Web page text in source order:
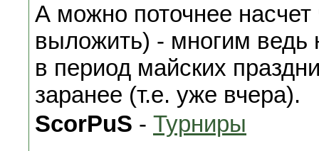
А можно поточнее
выложить) - многим ведь
в период майских
заранее (т.е. уже вчера).
ScorPuS - Турниры